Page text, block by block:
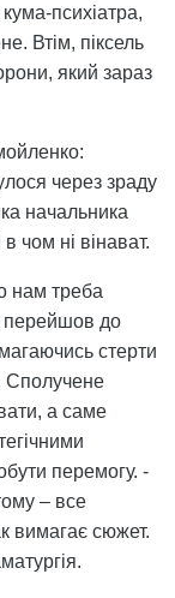
психіатра,
Втім, піксель
який зараз
через зраду
начальника
чом ні вінават.
нам треба
перейшов до
стерти
Сполучене
а саме
перемогу. -
– все
вимагає сюжет.